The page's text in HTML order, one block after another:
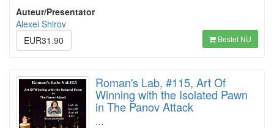
Auteur/Presentator
Alexei Shirov
EUR31.90
Bestel NU
Roman's Lab, #115, Art Of
Winning with the Isolated Pawn
in The Panov Attack
…